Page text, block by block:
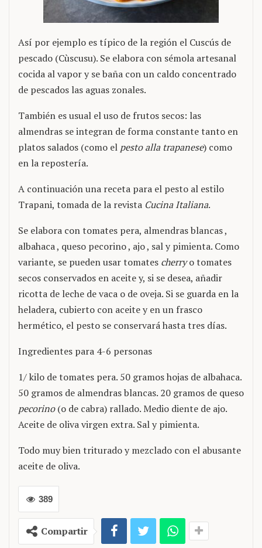
Así por ejemplo es típico de la región el Cuscús de
pescado (Cùscusu). Se elabora con sémola artesanal
cocida al vapor y se baña con un caldo concentrado
de pescados las aguas zonales.
También es usual el uso de frutos secos: las
almendras se integran de forma constante tanto en
platos salados (como el pesto alla trapanese) como
en la repostería.
A continuación una receta para el pesto al estilo
Trapani, tomada de la revista Cucina Italiana.
Se elabora con tomates pera, almendras blancas ,
albahaca , queso pecorino , ajo , sal y pimienta. Como
variante, se pueden usar tomates cherryo tomates
secos conservados en aceite y, si se desea, añadir
ricotta de leche de vaca o de oveja. Si se guarda en la
heladera, cubierto con aceite y en un frasco
hermético, el pesto se conservará hasta tres días.
Ingredientes para 4-6 personas
1/ kilo de tomates pera. 50 gramos hojas de albahaca.
50 gramos de almendras blancas. 20 gramos de queso
pecorino(o de cabra) rallado. Medio diente de ajo.
Aceite de oliva virgen extra. Sal y pimienta.
Todo muy bien triturado y mezclado con el abusante
aceite de oliva.
389
Compartir